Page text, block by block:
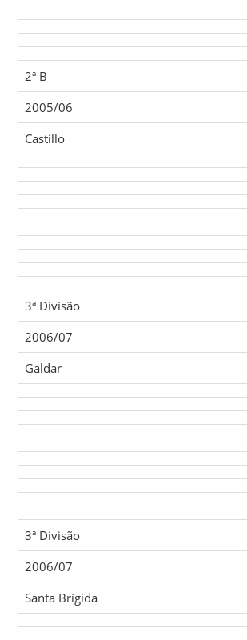
2ª B
2005/06
Castillo
3ª Divisão
2006/07
Galdar
3ª Divisão
2006/07
Santa Brígida